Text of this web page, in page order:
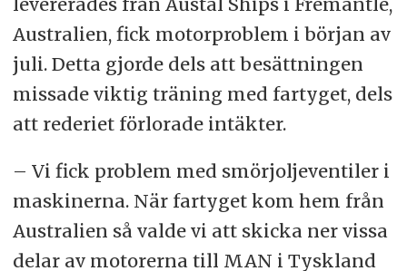
Australien, fick motorproblem i början av
juli. Detta gjorde dels att besättningen
missade viktig träning med fartyget, dels
att rederiet förlorade intäkter.
– Vi fick problem med smörjoljeventiler i
maskinerna. När fartyget kom hem från
Australien så valde vi att skicka ner vissa
delar av motorerna till MAN i Tyskland